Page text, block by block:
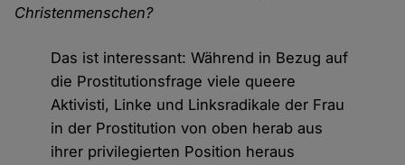
Christenmenschen?
Das ist interessant: Während in Bezug auf
die Prostitutionsfrage viele queere
Aktivisti, Linke und Linksradikale der Frau
in der Prostitution von oben herab aus
ihrer privilegierten Position heraus